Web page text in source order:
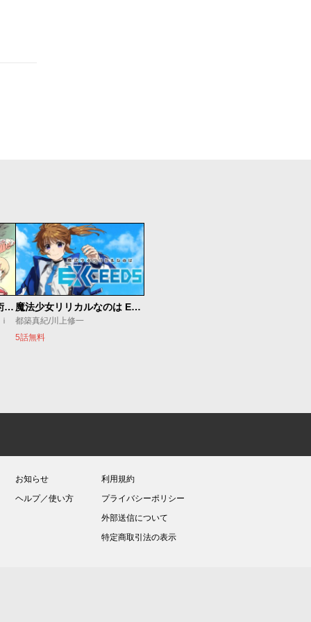
追放されたチート付与魔術師は気ままなセカンドライフを謳歌する。 ～俺は武器だけじゃなく、あらゆるものに『強化ポイント』を付与できるし、俺の意思でいつでも効果を解除できるけど、残った人たち大丈夫？～ 魔法少女リリカルなのは EXCEEDS
都築真紀/川上修一
5話無料
お知らせ
ヘルプ／使い方
利用規約
プライバシーポリシー
外部送信について
特定商取引法の表示